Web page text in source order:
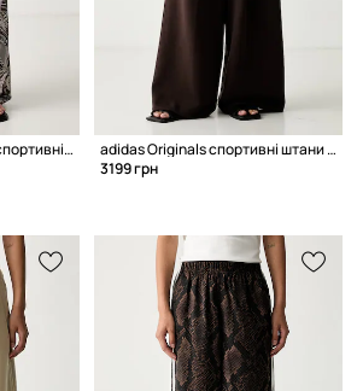
adidas Originals Liberty спортивні штани жіночі
adidas Originals спортивні штани з ліоцелем жіночі
3199 грн